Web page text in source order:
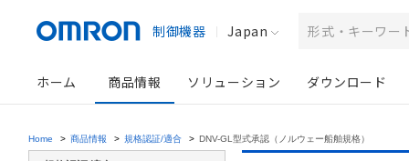
制御機器 Japan
ホーム 商品情報 ソリューション ダウンロード
Home > 商品情報 > 規格認証/適合 > DNV-GL型式承認（ノルウェー船舶規格）